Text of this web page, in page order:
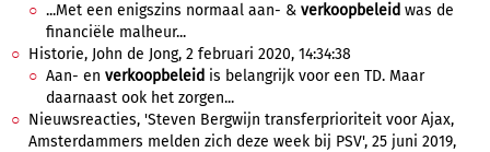
...Met een enigszins normaal aan- & verkoopbeleid was de
financiële malheur...
Historie, John de Jong, 2 februari 2020, 14:34:38
Aan- en verkoopbeleid is belangrijk voor een TD. Maar
daarnaast ook het zorgen...
Nieuwsreacties, 'Steven Bergwijn transferprioriteit voor Ajax,
Amsterdammers melden zich deze week bij PSV', 25 juni 2019,